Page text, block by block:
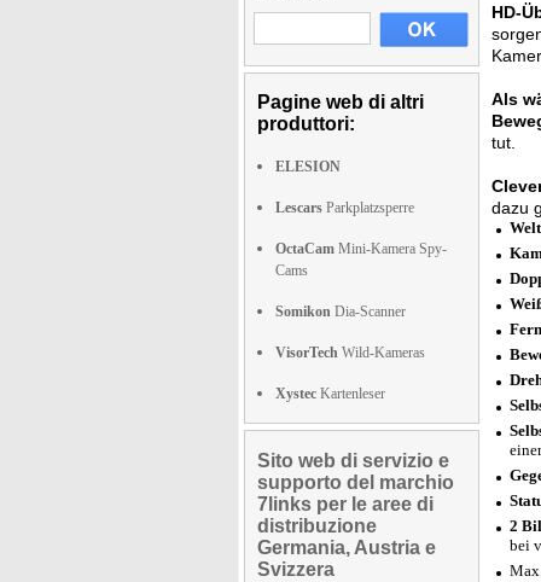
Pagine web di altri
produttori:
ELESION
Lescars Parkplatzsperre
OctaCam Mini-Kamera Spy-
Cams
Somikon Dia-Scanner
VisorTech Wild-Kameras
Xystec Kartenleser
Sito web di servizio e
supporto del marchio
7links per le aree di
distribuzione
Germania, Austria e
Svizzera
HD-
Als
tut.
dazu
2
bei